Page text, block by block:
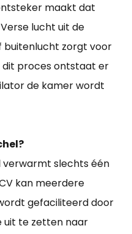
maakt dat
lucht uit de
buitenlucht zorgt voor
dit proces ontstaat er
de kamer wordt
slechts één
kan meerdere
gefaciliteerd door
uit te zetten naar